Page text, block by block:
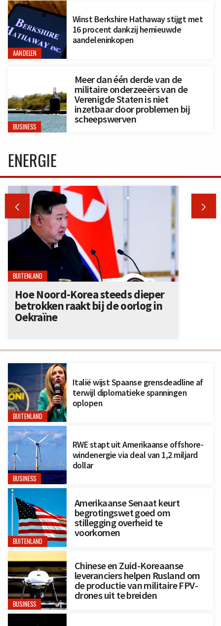
AANDELEN
Winst Berkshire Hathaway stijgt met
16 procent dankzij hernieuwde
aandeleninkopen
BUSINESS
Meer dan één derde van de
militaire onderzeeërs van de
Verenigde Staten is niet
inzetbaar door problemen bij
scheepswerven
BUITENLAND
Italië wijst Spaanse grensdeadline af
terwijl diplomatieke spanningen
oplopen
BUSINESS
RWE stapt uit Amerikaanse offshore-
windenergie via deal van 1,2 miljard
dollar
BUITENLAND
Amerikaanse Senaat keurt
begrotingswet goed om
stillegging overheid te
voorkomen
BUSINESS
Chinese en Zuid-Koreaanse
leveranciers helpen Rusland om
de productie van militaire FPV-
drones uit te breiden
ENERGIE
 
BUITENLAND
Hoe Noord-Korea steeds dieper
betrokken raakt bij de oorlog in
Oekraïne